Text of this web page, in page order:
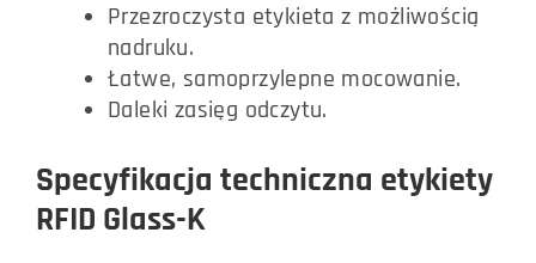
Przezroczysta etykieta z możliwością
nadruku.
Łatwe, samoprzylepne mocowanie.
Daleki zasięg odczytu.
Specyfikacja techniczna etykiety
RFID Glass-K